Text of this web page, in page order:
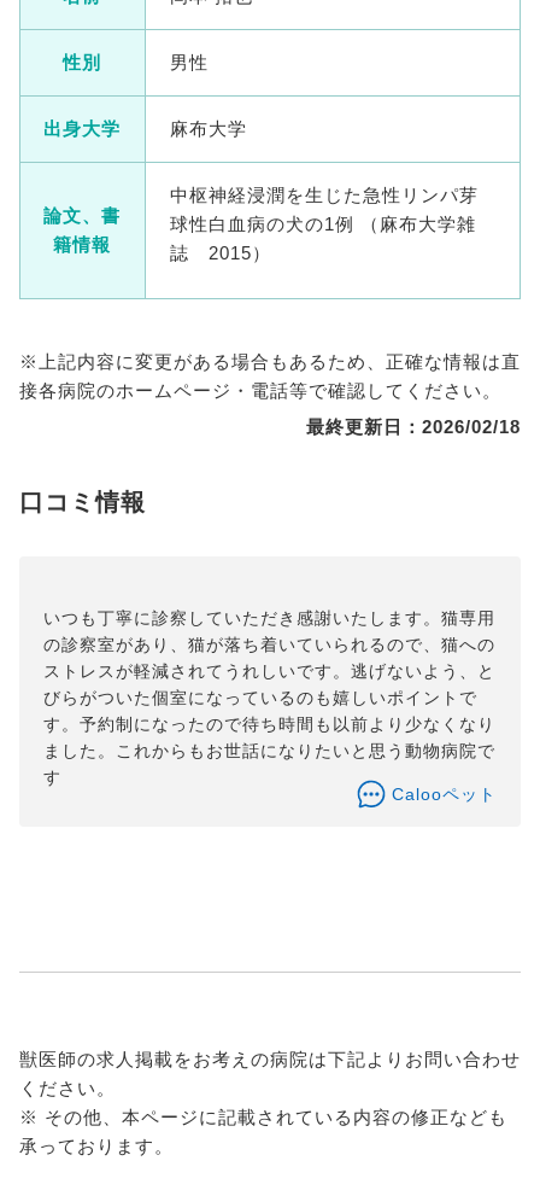
性別 男性
出身大学 麻布大学
論文、書
籍情報
中枢神経浸潤を生じた急性リンパ芽
球性白血病の犬の1例 （麻布大学雑
誌 2015）
※上記内容に変更がある場合もあるため、正確な情報は直
接各病院のホームページ・電話等で確認してください。
最終更新日：2026/02/18
口コミ情報
いつも丁寧に診察していただき感謝いたします。猫専用
の診察室があり、猫が落ち着いていられるので、猫への
ストレスが軽減されてうれしいです。逃げないよう、と
びらがついた個室になっているのも嬉しいポイントで
す。予約制になったので待ち時間も以前より少なくなり
ました。これからもお世話になりたいと思う動物病院で
す
Calooペット
獣医師の求人掲載をお考えの病院は下記よりお問い合わせ
ください。
※ その他、本ページに記載されている内容の修正なども
承っております。